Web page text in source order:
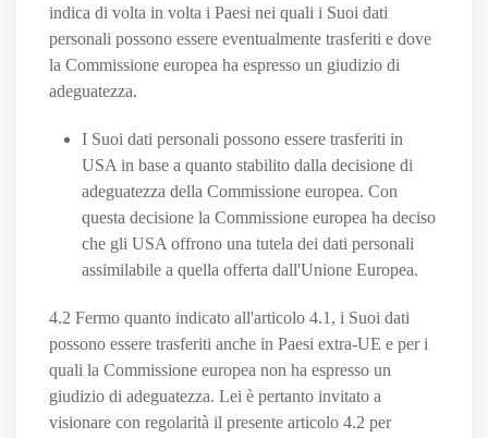
indica di volta in volta i Paesi nei quali i Suoi dati
personali possono essere eventualmente trasferiti e dove
la Commissione europea ha espresso un giudizio di
adeguatezza.
I Suoi dati personali possono essere trasferiti in
USA in base a quanto stabilito dalla decisione di
adeguatezza della Commissione europea. Con
questa decisione la Commissione europea ha deciso
che gli USA offrono una tutela dei dati personali
assimilabile a quella offerta dall'Unione Europea.
4.2 Fermo quanto indicato all'articolo 4.1, i Suoi dati
possono essere trasferiti anche in Paesi extra-UE e per i
quali la Commissione europea non ha espresso un
giudizio di adeguatezza. Lei è pertanto invitato a
visionare con regolarità il presente articolo 4.2 per